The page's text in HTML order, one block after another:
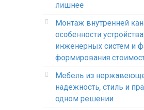
лишнее
Монтаж внутренней
особенности
инженерных систем и
формирования
Мебель из
надежность, стиль и
одном решении